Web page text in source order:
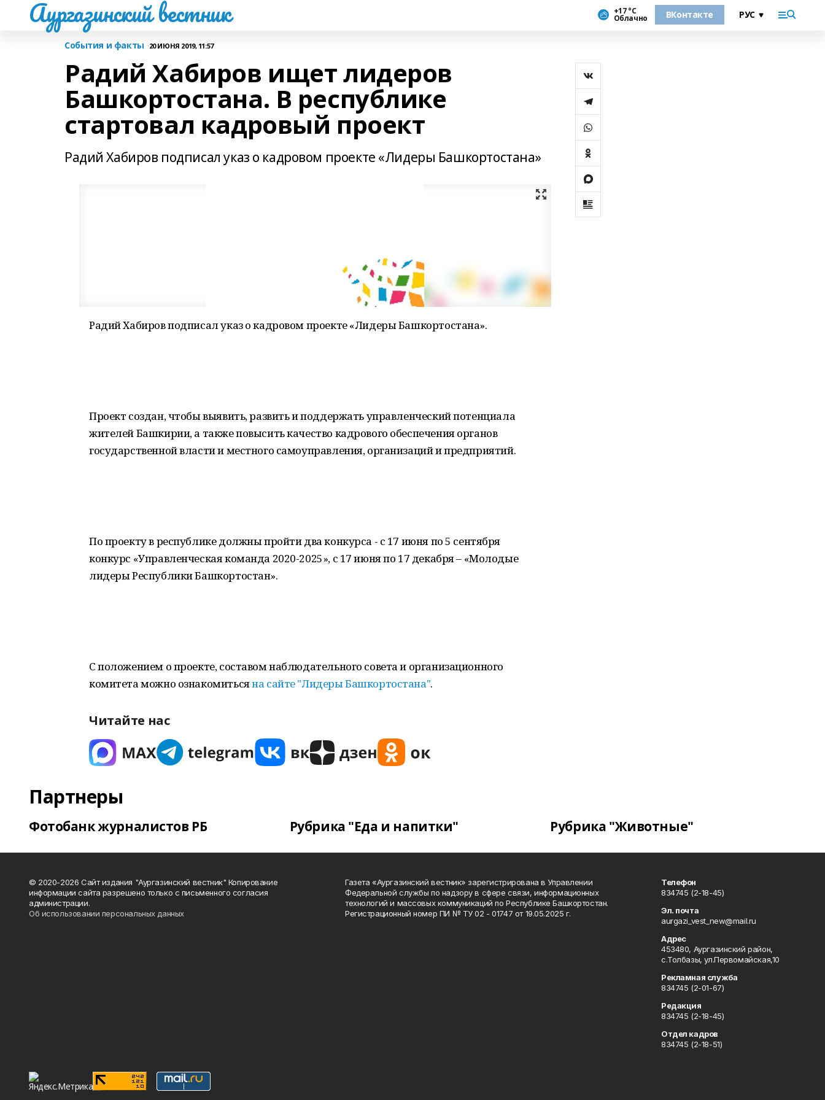
Аургазинский вестник +17 °С
Облачно ВКонтакте
События и факты 20 ИЮНЯ 2019, 11:57
Радий Хабиров ищет лидеров
Башкортостана. В республике
стартовал кадровый проект
Радий Хабиров подписал указ о кадровом проекте «Лидеры Башкортостана»
Радий Хабиров подписал указ о кадровом проекте «Лидеры Башкортостана».
Проект создан, чтобы выявить, развить и поддержать управленческий потенциала
жителей Башкирии, а также повысить качество кадрового обеспечения органов
государственной власти и местного самоуправления, организаций и предприятий.
По проекту в республике должны пройти два конкурса - с 17 июня по 5 сентября
конкурс «Управленческая команда 2020-2025», с 17 июня по 17 декабря – «Молодые
лидеры Республики Башкортостан».
С положением о проекте, составом наблюдательного совета и организационного
комитета можно ознакомитьсяна сайте "Лидеры Башкортостана".
Читайте нас
Партнеры
Фотобанк журналистов РБ Рубрика "Еда и напитки" Рубрика "Животные"
© 2020-2026 Сайт издания "Аургазинский вестник" Копирование
информации сайта разрешено только с письменного согласия
администрации.
Об использовании персональных данных
Газета «Аургазинский вестник» зарегистрирована в Управлении
Федеральной службы по надзору в сфере связи, информационных
технологий и массовых коммуникаций по Республике Башкортостан.
Регистрационный номер ПИ № ТУ 02 - 01747 от 19.05.2025 г.
Телефон
834745 (2-18-45)
Эл. почта
aurgazi_vest_new@mail.ru
Адрес
453480, Аургазинский район,
с.Толбазы, ул.Первомайская,10
Рекламная служба
834745 (2-01-67)
Редакция
834745 (2-18-45)
Отдел кадров
834745 (2-18-51)